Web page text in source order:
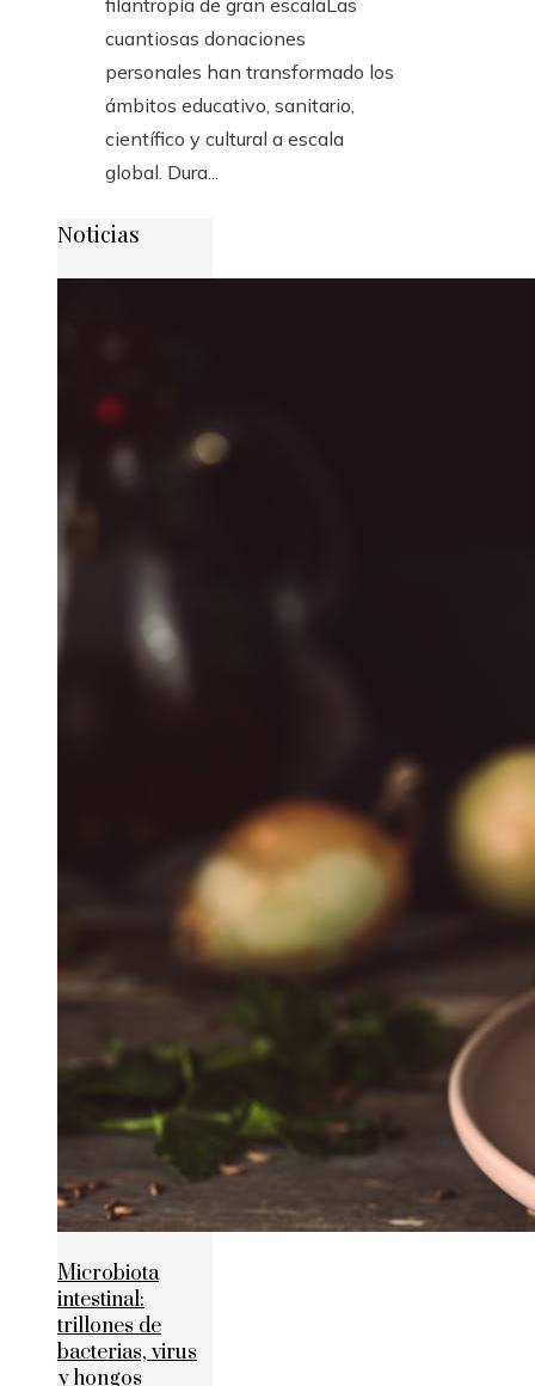
filantropía de gran escalaLas
cuantiosas donaciones
personales han transformado los
ámbitos educativo, sanitario,
científico y cultural a escala
global. Dura...
Noticias
Microbiota
intestinal:
trillones de
bacterias, virus
y hongos